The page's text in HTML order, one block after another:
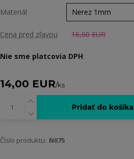
Materiál
Cena pred zľavou 16,00 EUR
Nie sme platcovia DPH
14,00 EUR/ks
Pridať do košíka
Číslo produktu: N075